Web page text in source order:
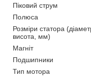
Піковий струм
Полюса
Розміри статора
висота, мм)
Магніт
Подшипники
Тип мотора